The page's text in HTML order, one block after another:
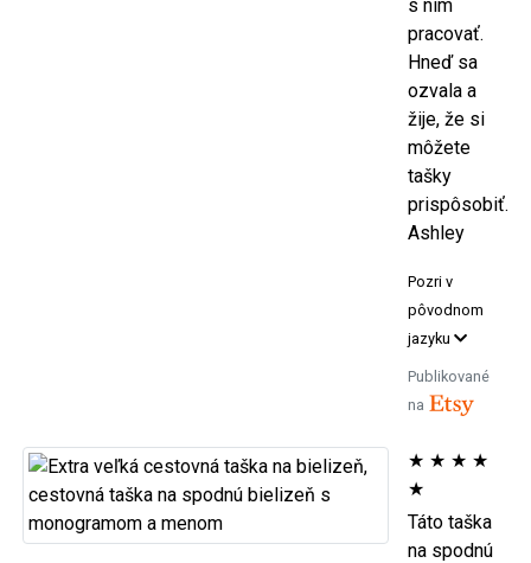
s ním
pracovať.
Hneď sa
ozvala a
žije, že si
môžete
tašky
prispôsobiť.
Ashley
Pozri v
pôvodnom
jazyku
Publikované
na
★ ★ ★ ★
★
Táto taška
na spodnú